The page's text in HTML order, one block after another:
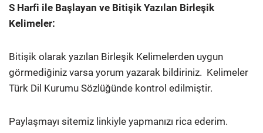
S Harfi ile Başlayan ve Bitişik Yazılan Birleşik
Kelimeler:
Bitişik olarak yazılan Birleşik Kelimelerden uygun
görmediğiniz varsa yorum yazarak bildiriniz. Kelimeler
Türk Dil Kurumu Sözlüğünde kontrol edilmiştir.
Paylaşmayı sitemiz linkiyle yapmanızı rica ederim.